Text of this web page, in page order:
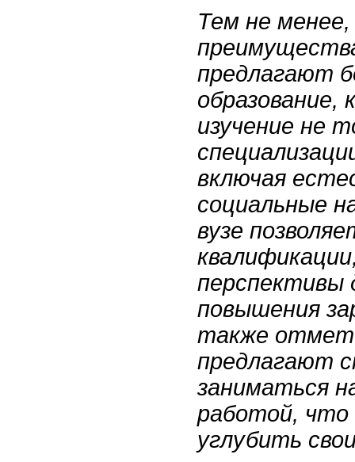
Тем не
предлагают
образование,
изучение не
включая
социальные
вузе
перспективы
повышения
также
предлагают
заниматься
работой, что
углубить